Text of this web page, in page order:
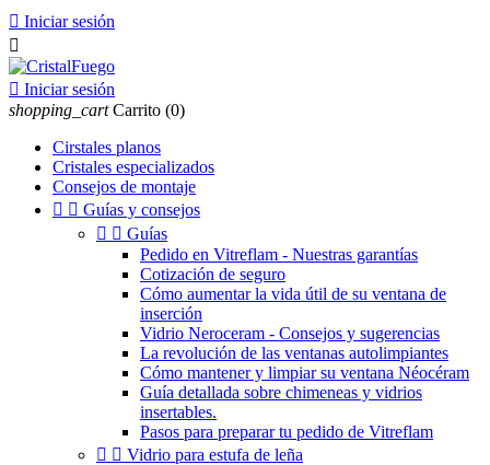
 Iniciar sesión

 Iniciar sesión
shopping_cart Carrito (0)
Cirstales planos
Cristales especializados
Consejos de montaje
  Guías y consejos
  Guías
Pedido en Vitreflam - Nuestras garantías
Cotización de seguro
Cómo aumentar la vida útil de su ventana de
inserción
Vidrio Neroceram - Consejos y sugerencias
La revolución de las ventanas autolimpiantes
Cómo mantener y limpiar su ventana Néocéram
Guía detallada sobre chimeneas y vidrios
insertables.
Pasos para preparar tu pedido de Vitreflam
  Vidrio para estufa de leña